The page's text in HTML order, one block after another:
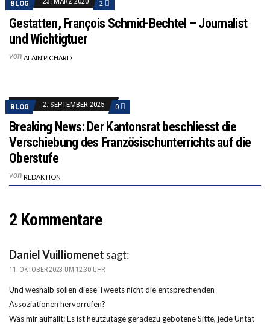
BLOG 2
Gestatten, François Schmid-Bechtel – Journalist
und Wichtigtuer
von ALAIN PICHARD
BLOG 2. SEPTEMBER 2025 0
Breaking News: Der Kantonsrat beschliesst die
Verschiebung des Französischunterrichts auf die
Oberstufe
von REDAKTION
2 Kommentare
Daniel Vuilliomenet sagt:
11. OKTOBER 2023 UM 12:30 UHR
Und weshalb sollen diese Tweets nicht die entsprechenden
Assoziationen hervorrufen?
Was mir auffällt: Es ist heutzutage geradezu gebotene Sitte, jede Untat